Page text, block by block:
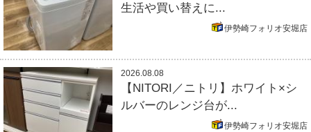
生活や買い替えに...
伊勢崎フォリオ安堀店
2026.08.08
【NITORI／ニトリ】ホワイト×シ
ルバーのレンジ台が...
伊勢崎フォリオ安堀店